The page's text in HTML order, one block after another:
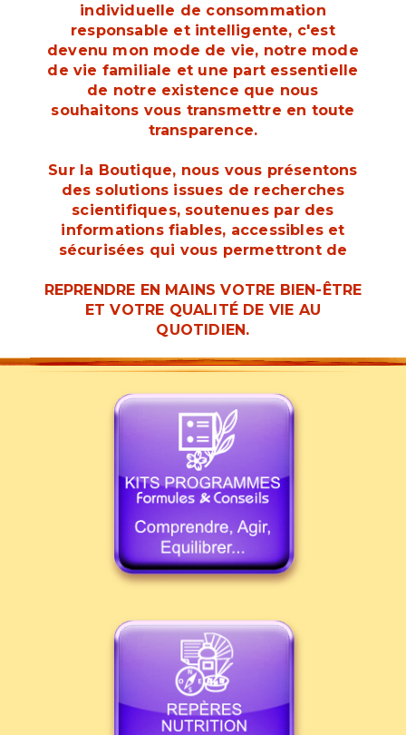
individuelle de consommation
responsable et intelligente, c'est
devenu mon mode de vie, notre mode
de vie familiale et une part essentielle
de notre existence que nous
souhaitons vous transmettre en toute
transparence.
Sur la Boutique, nous vous présentons
des solutions issues de recherches
scientifiques, soutenues par des
informations fiables, accessibles et
sécurisées qui vous permettront de
REPRENDRE EN MAINS VOTRE BIEN-ÊTRE
ET VOTRE QUALITÉ DE VIE AU
QUOTIDIEN.